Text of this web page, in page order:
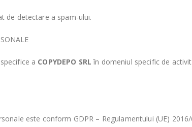
de detectare a spam-ului.
a COPYDEPO SRLîn domeniul specific de
este conform GDPR – Regulamentului (UE)